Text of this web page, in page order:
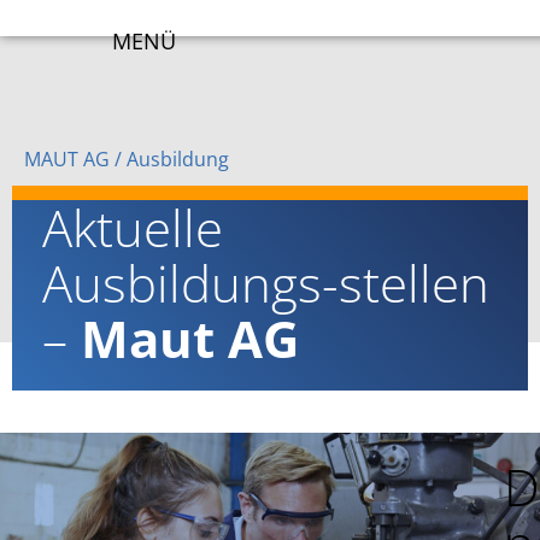
MENÜ
MAUT AG /Ausbildung
Aktuelle
Ausbildungs-stellen
– Maut AG